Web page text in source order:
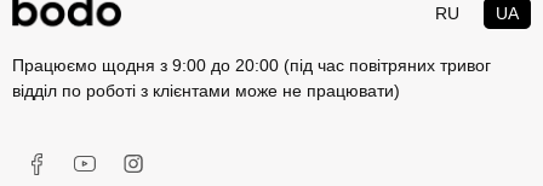
RU UA
Працюємо щодня з 9:00 до 20:00 (під час повітряних тривог
відділ по роботі з клієнтами може не працювати)